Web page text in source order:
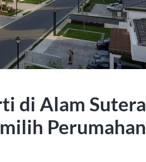
di Alam Sutera
Perumahan